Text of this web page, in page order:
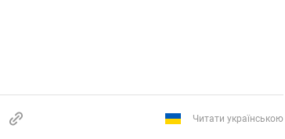
Читати українською